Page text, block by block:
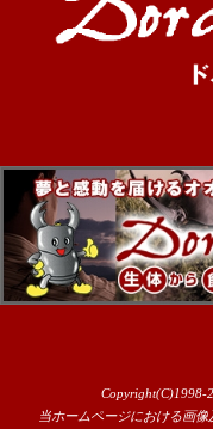
Copyright(C)1998-
当ホームページにおける画